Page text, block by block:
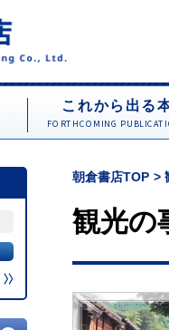
これから出る
FORTHCOMING
朝倉書店TOP
観光の